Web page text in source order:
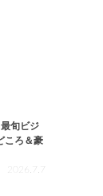
旬ビジ
ころ＆豪
2026.7.7